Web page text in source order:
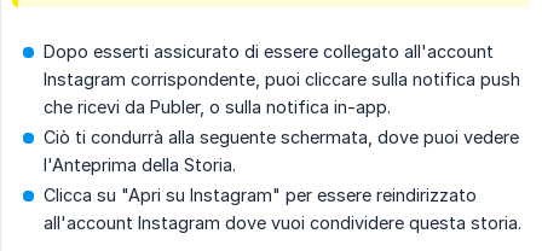
Dopo esserti assicurato di essere collegato all'account
Instagram corrispondente, puoi cliccare sulla notifica push
che ricevi da Publer, o sulla notifica in-app.
Ciò ti condurrà alla seguente schermata, dove puoi vedere
l'Anteprima della Storia.
Clicca su "Apri su Instagram" per essere reindirizzato
all'account Instagram dove vuoi condividere questa storia.